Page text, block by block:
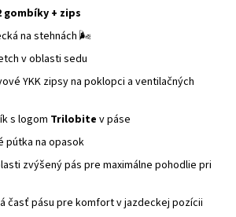
gombíky + zips
na stehnách 🌬️
v oblasti sedu
YKK zipsy na poklopci a ventilačných
s logom Trilobite v páse
pútka na opasok
zvýšený pás pre maximálne pohodlie pri
časť pásu pre komfort v jazdeckej pozícii